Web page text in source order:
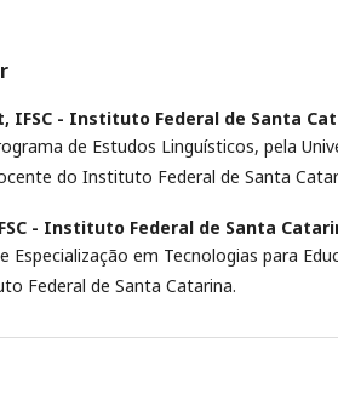
IFSC - Instituto Federal de Santa
de Estudos Linguísticos, pela
do Instituto Federal de Santa
- Instituto Federal de Santa
Especialização em Tecnologias para
Federal de Santa Catarina.